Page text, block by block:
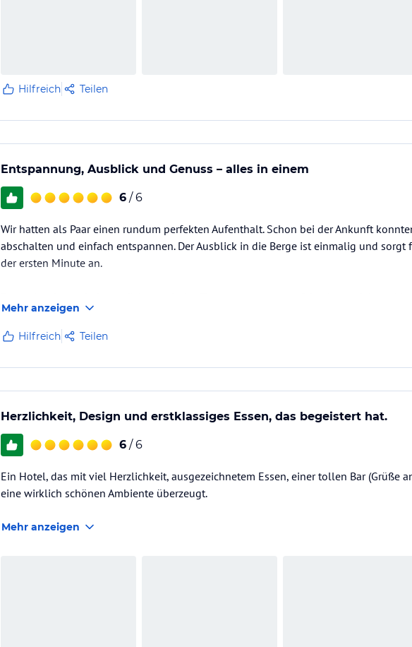
Hilfreich Teilen
Entspannung, Ausblick und Genuss – alles in einem
6 / 6
Wir hatten als Paar einen rundum perfekten Aufenthalt. Schon bei der Ankunft
abschalten und einfach entspannen. Der Ausblick in die Berge ist einmalig und
der ersten Minute an.
Stelle – man fühlt sich einfach willkommen und gut aufgehoben.
Ein weiteres Highlight war das Essen: perfekt regional, mit einer besonders guten
Mehr anzeigen
Hilfreich Teilen
Herzlichkeit, Design und erstklassiges Essen, das begeistert hat.
6 / 6
Ein Hotel, das mit viel Herzlichkeit, ausgezeichnetem Essen, einer tollen Bar (Grüße
eine wirklich schönen Ambiente überzeugt.
Mehr anzeigen